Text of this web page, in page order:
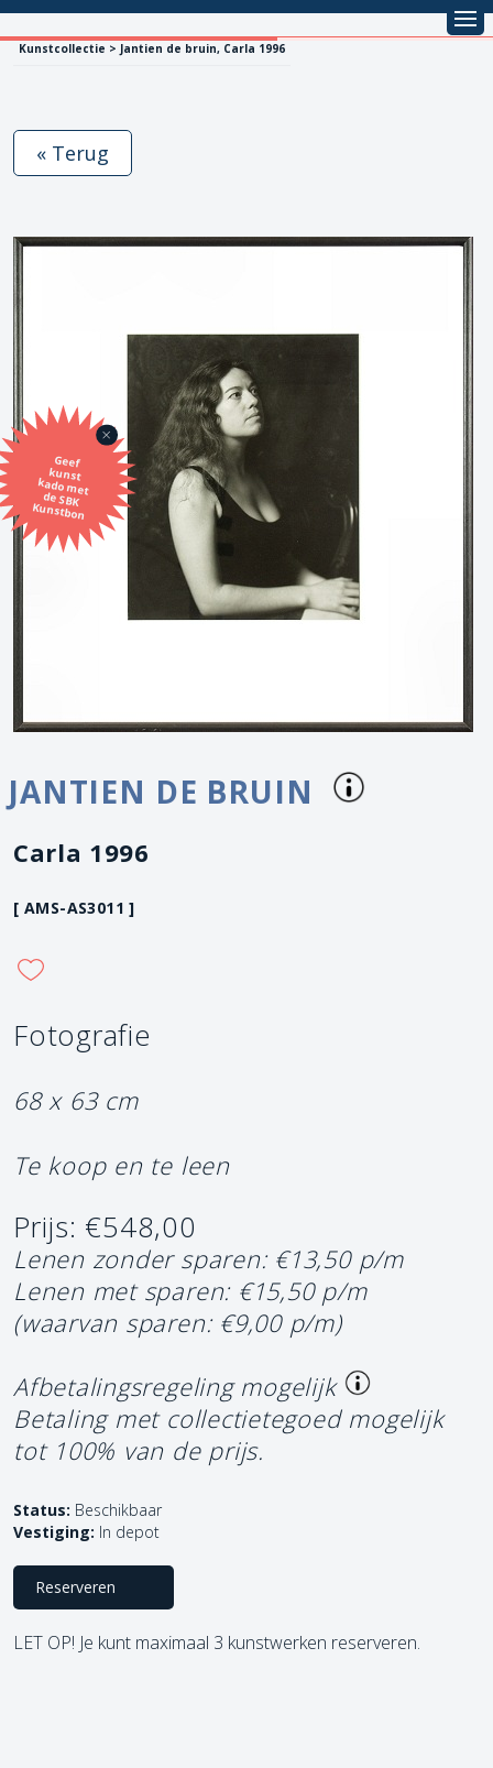
Kunstcollectie > Jantien de bruin, Carla 1996
Geef
kunst
kado met
de SBK
Kunstbon
« Terug
JANTIEN DE BRUIN
Carla 1996
[ AMS-AS3011 ]
Fotografie
68 x 63 cm
Te koop en te leen
Prijs: €548,00
Lenen zonder sparen: €13,50 p/m
Lenen met sparen: €15,50 p/m
(waarvan sparen: €9,00 p/m)
Afbetalingsregeling mogelijk
Betaling met collectietegoed mogelijk
tot 100% van de prijs.
Status: Beschikbaar
Vestiging: In depot
Reserveren
LET OP! Je kunt maximaal 3 kunstwerken reserveren.